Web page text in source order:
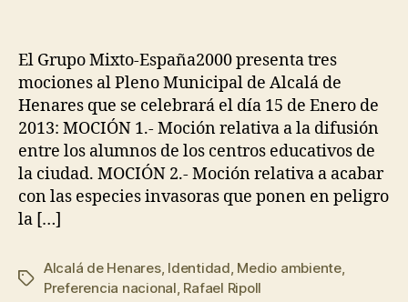
El Grupo Mixto-España2000 presenta tres
mociones al Pleno Municipal de Alcalá de
Henares que se celebrará el día 15 de Enero de
2013: MOCIÓN 1.- Moción relativa a la difusión
entre los alumnos de los centros educativos de
la ciudad. MOCIÓN 2.- Moción relativa a acabar
con las especies invasoras que ponen en peligro
la […]
Alcalá de Henares, Identidad Medio ambiente,
Preferencia nacional Rafael Ripoll